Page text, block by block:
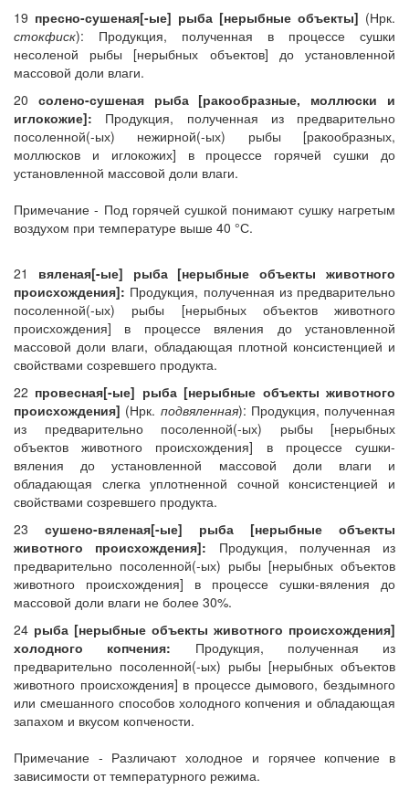
19 пресно-сушеная[-ые] рыба [нерыбные объекты] (Нрк.
стокфиск): Продукция, полученная в процессе сушки
несоленой рыбы [нерыбных объектов] до установленной
массовой доли влаги.
20 солено-сушеная рыба [ракообразные, моллюски и
иглокожие]: Продукция, полученная из предварительно
посоленной(-ых) нежирной(-ых) рыбы [ракообразных,
моллюсков и иглокожих] в процессе горячей сушки до
установленной массовой доли влаги.
Примечание - Под горячей сушкой понимают сушку нагретым
воздухом при температуре выше 40 °С.
21 вяленая[-ые] рыба [нерыбные объекты животного
происхождения]: Продукция, полученная из предварительно
посоленной(-ых) рыбы [нерыбных объектов животного
происхождения] в процессе вяления до установленной
массовой доли влаги, обладающая плотной консистенцией и
свойствами созревшего продукта.
22 провесная[-ые] рыба [нерыбные объекты животного
происхождения] (Нрк. подвяленная): Продукция, полученная
из предварительно посоленной(-ых) рыбы [нерыбных
объектов животного происхождения] в процессе сушки-
вяления до установленной массовой доли влаги и
обладающая слегка уплотненной сочной консистенцией и
свойствами созревшего продукта.
23 сушено-вяленая[-ые] рыба [нерыбные объекты
животного происхождения]: Продукция, полученная из
предварительно посоленной(-ых) рыбы [нерыбных объектов
животного происхождения] в процессе сушки-вяления до
массовой доли влаги не более 30%.
24 рыба [нерыбные объекты животного происхождения]
холодного копчения: Продукция, полученная из
предварительно посоленной(-ых) рыбы [нерыбных объектов
животного происхождения] в процессе дымового, бездымного
или смешанного способов холодного копчения и обладающая
запахом и вкусом копчености.
Примечание - Различают холодное и горячее копчение в
зависимости от температурного режима.